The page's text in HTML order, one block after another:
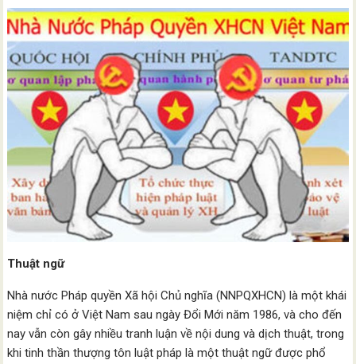
Thuật ngữ
Nhà nước Pháp quyền Xã hội Chủ nghĩa (NNPQXHCN) là một khái
niệm chỉ có ở Việt Nam sau ngày Đổi Mới năm 1986, và cho đến
nay vẫn còn gây nhiều tranh luận về nội dung và dịch thuật, trong
khi tinh thần thượng tôn luật pháp là một thuật ngữ được phổ